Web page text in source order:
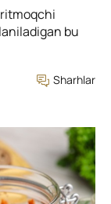
bu
Sharhlar